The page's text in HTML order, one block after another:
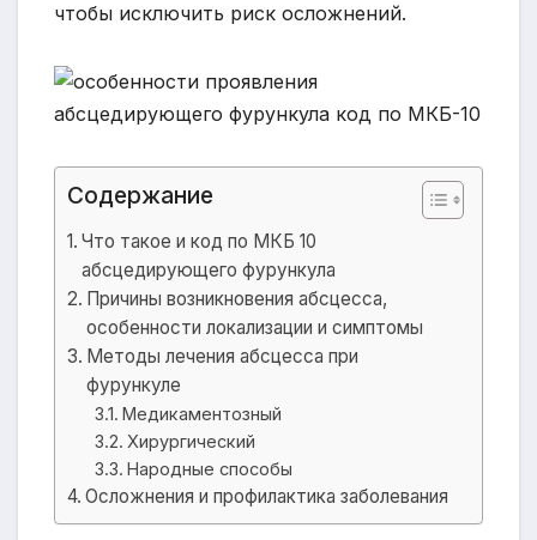
чтобы исключить риск осложнений.
Содержание
Что такое и код по МКБ 10
абсцедирующего фурункула
Причины возникновения абсцесса,
особенности локализации и симптомы
Методы лечения абсцесса при
фурункуле
Медикаментозный
Хирургический
Народные способы
Осложнения и профилактика заболевания